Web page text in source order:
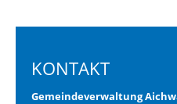
KONTAKT
Gemeindeverwaltung